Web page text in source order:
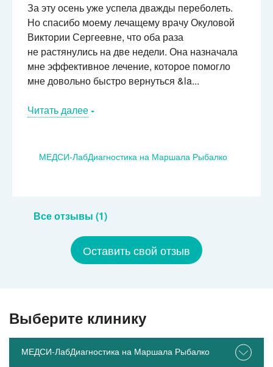
МЕДСИ-ЛабДиагностика на Маршала Рыбалко
За эту осень уже успела дважды переболеть.
Но спасибо моему лечащему врачу Окуловой
Виктории Сергеевне, что оба раза
не растянулись на две недели. Она назначала
мне эффективное лечение, которое помогло
мне довольно быстро вернуться &la...
Читать далее
Все отзывы (1)
Оставить свой отзыв
Выберите клинику
МЕДСИ-ЛабДиагностика на Маршала Рыбалко